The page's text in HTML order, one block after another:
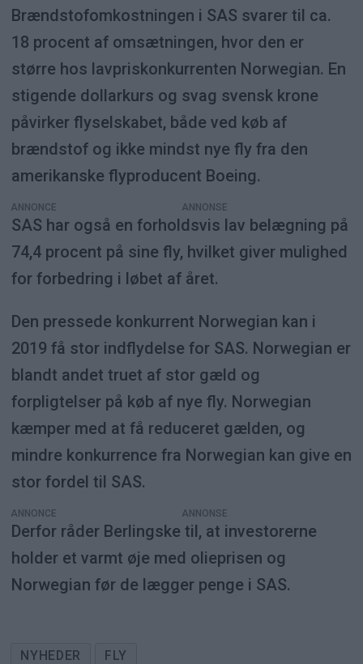
Brændstofomkostningen i SAS svarer til ca.
18 procent af omsætningen, hvor den er
større hos lavpriskonkurrenten Norwegian. En
stigende dollarkurs og svag svensk krone
påvirker flyselskabet, både ved køb af
brændstof og ikke mindst nye fly fra den
amerikanske flyproducent Boeing.
ANNONCE
SAS har også en forholdsvis lav belægning på
74,4 procent på sine fly, hvilket giver mulighed
for forbedring i løbet af året.
Den pressede konkurrent Norwegian kan i
2019 få stor indflydelse for SAS. Norwegian er
blandt andet truet af stor gæld og
forpligtelser på køb af nye fly. Norwegian
kæmper med at få reduceret gælden, og
mindre konkurrence fra Norwegian kan give en
stor fordel til SAS.
ANNONCE
Derfor råder Berlingske til, at investorerne
holder et varmt øje med olieprisen og
Norwegian før de lægger penge i SAS.
NYHEDER FLY